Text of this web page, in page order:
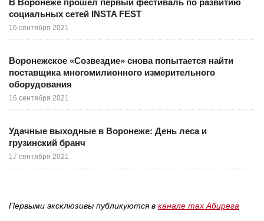
В Воронеже прошел первый фестиваль по развитию
социальных сетей INSTA FEST
16 сентября 2021
Воронежское «Созвездие» снова попытается найти
поставщика многомилионного измерительного
оборудования
16 сентября 2021
Удачные выходные в Воронеже: День леса и
грузинский бранч
17 сентября 2021
Первыми эксклюзивы публикуются в канале max Абирега